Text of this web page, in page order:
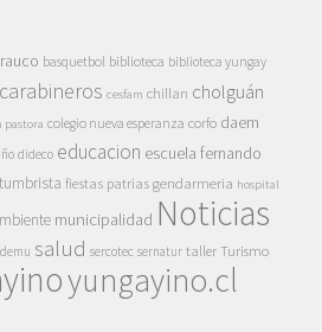
basquetbol biblioteca biblioteca yungay
carabineros cesfam chillan cholguán
pastora colegio nueva esperanza corfo daem
dideco educacion escuela fernando
fiestas patrias gendarmeria hospital
municipalidad Noticias
salud sercotec sernatur taller Turismo
yungayino.cl